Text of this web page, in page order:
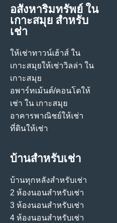
อสังหาริมทรัพย์ ใน
เกาะสมุย สําหรับ
เช่า
ให้เช่าทาวน์เฮ้าส์ ใน
เกาะสมุยให้เช่าวิลล่า ใน
เกาะสมุย
อพาร์ทเม้นต์/คอนโดให้
เช่า ใน เกาะสมุย
อาคารพาณิชย์ให้เช่า
ที่ดินให้เช่า
บ้านสําหรับเช่า
บ้านทุกหลังสําหรับเช่า
2 ห้องนอนสําหรับเช่า
3 ห้องนอนสําหรับเช่า
4 ห้องนอนสําหรับเช่า